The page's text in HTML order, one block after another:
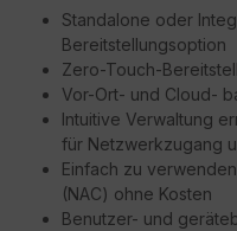
Standalone oder
Bereitstellungsoption
Zero-Touch-
Vor-Ort- und Cloud-
Intuitive Verwaltung
für Netzwerkzugang
Einfach zu
(NAC) ohne Kosten
Benutzer- und